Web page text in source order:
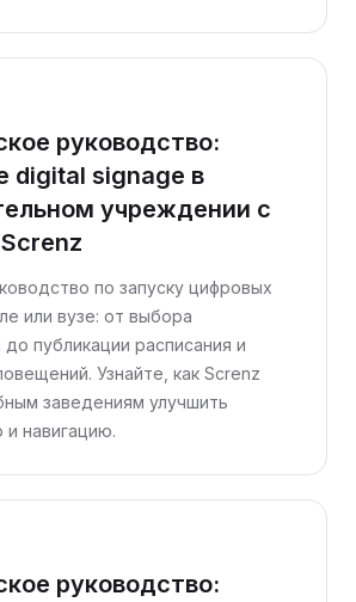
руководство:
digital signage в
учреждении с
по запуску цифровых
или вузе: от выбора
публикации расписания и
Узнайте, как Screnz
заведениям улучшить
навигацию.
руководство: